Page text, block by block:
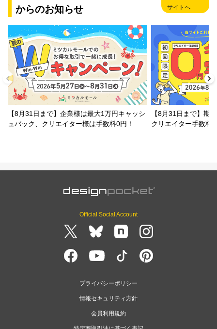
からのお知らせ
サイトへ
【8月31日まで】企業様は最大1万円キャッシ
ュバック、クリエイター様は手数料0円！
【8月31日まで】期
クリエイター手数料
Official Social Account
プライバシーポリシー
情報セキュリティ方針
会員利用規約